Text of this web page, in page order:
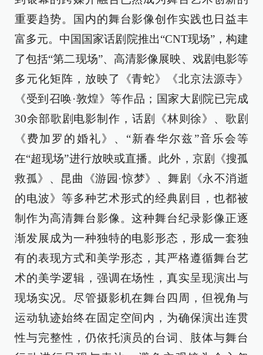
重要趋势。国内的舞台影像创作实践也日益丰
富多元。中国国家话剧院推出“CNT现场”，构建
了包括“第二现场”、高清影像展映、戏剧电影等
多元化矩阵，放映了《青蛇》《北京法源寺》
《受到召唤·敦煌》等作品；国家大剧院已完成
30余部歌剧电影制作，话剧《林则徐》、歌剧
《费加罗的婚礼》、“新春华尔兹”音乐会等
在“超现场”进行放映或直播。此外，京剧《搜孤
救孤》、昆曲《游园·惊梦》、舞剧《永不消逝
的电波》等多种艺术形式的经典剧目，也都被
制作为高清舞台影像。这种舞台纪录影像正逐
渐发展成为一种独特的电影形态，形成一套独
有的表现方式和美学形态，其严格遵循舞台艺
术的美学逻辑，强调在场性，真实呈现演出与
现场实况。尽管摄影机在舞台四周，但视角与
运动轨迹始终在固定空间内，为确保演出连贯
性与完整性，仍依托演员的台词、肢体与舞台